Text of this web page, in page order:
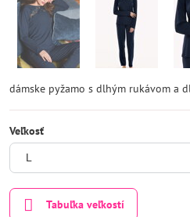
dámske pyžamo s dlhým rukávom a
Veľkosť
Tabuľka veľkostí